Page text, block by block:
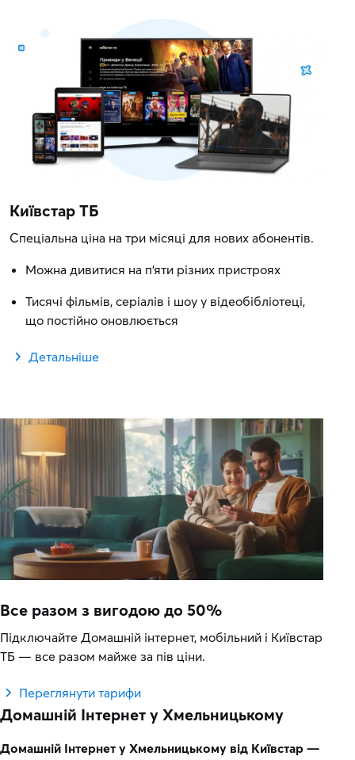
Київстар ТБ
Спеціальна ціна на три місяці для нових абонентів.
Можна дивитися на п'яти різних пристроях
Тисячі фільмів, серіалів і шоу у відеобібліотеці,
що постійно оновлюється
Детальніше
Все разом з вигодою до 50%
Підключайте Домашній інтернет, мобільний і Київстар
ТБ — все разом майже за пів ціни.
Переглянути тарифи
Домашній Інтернет у Хмельницькому
Домашній Інтернет у Хмельницькому від Київстар —